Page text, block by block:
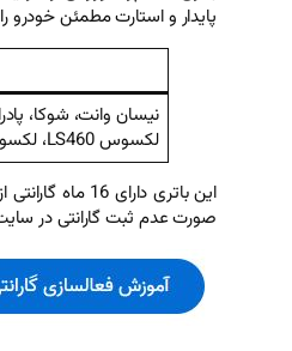
پایدار و استارت مطمئن خودرو
لکسوس LS460، لکسوس LX570، ون وانا، ون جک سانری و …
این باتری
صورت عدم ثبت گارانتی در سایت سپاهان، تنها گارانتی اولیه 12